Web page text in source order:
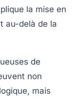
la mise en
au-delà de la
de
non
mais